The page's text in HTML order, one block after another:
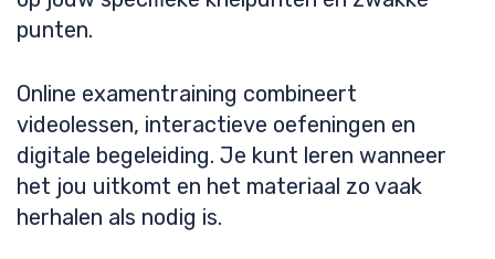
punten.
Online examentraining combineert
videolessen, interactieve oefeningen en
digitale begeleiding. Je kunt leren wanneer
het jou uitkomt en het materiaal zo vaak
herhalen als nodig is.